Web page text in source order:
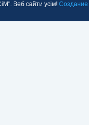
Веб сайти усім! Создание